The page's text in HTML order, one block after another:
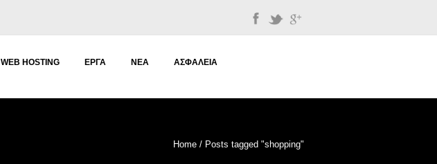
WEB HOSTING ΈΡΓΑ ΝΈΑ ΑΣΦΆΛΕΙΑ
Home / Posts tagged "shopping"